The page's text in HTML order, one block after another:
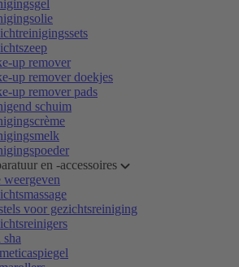
up remover
up remover doekjes
up remover pads
schuim
en -accessoires
voor gezichtsreiniging
sha